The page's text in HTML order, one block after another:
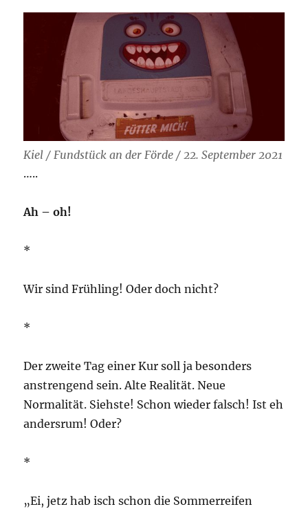
laß
es
krache!
Ei!
Kiel / Fundstück an der Förde / 22. September 2021
…..
Ah – oh!
*
Wir sind Frühling! Oder doch nicht?
*
Der zweite Tag einer Kur soll ja besonders
anstrengend sein. Alte Realität. Neue
Normalität. Siehste! Schon wieder falsch! Ist eh
andersrum! Oder?
*
„Ei, jetz hab isch schon die Sommerreifen